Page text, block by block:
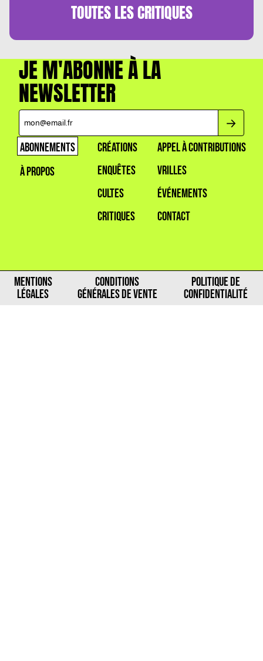
TOUTES LESCRITIQUES
JE M'ABONNE À LA
NEWSLETTER
ABONNEMENTS
À PROPOS
CRÉATIONS
ENQUÊTES
CULTES
CRITIQUES
APPEL À CONTRIBUTIONS
VRILLES
ÉVÉNEMENTS
CONTACT
MENTIONS
LÉGALES
CONDITIONS
GÉNÉRALES DE VENTE
POLITIQUE DE
CONFIDENTIALITÉ